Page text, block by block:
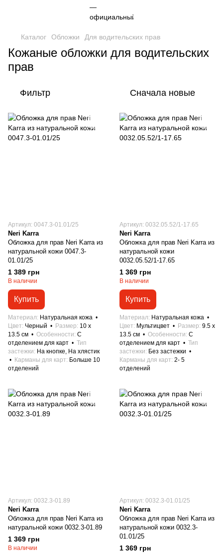
Каталог Обложки Для водительских прав
Кожаные обложки для водительских
прав
Фильтр Сначала новые
Артикул: 0047.3-01.01/25
Neri Karra
Обложка для прав Neri Karra из
натуральной кожи 0047.3-
01.01/25
1 389 грн
В наличии
Купить
Материал
Натуральная кожа
Цвет Черный Размер 10 x
13.5 см
Особенности С
отделением для карт
Тип
застежки
На кнопке, На хлястик
Карманы для карт
Больше 10
отделений
Артикул: 0032.05.52/1-17.65
Neri Karra
Обложка для прав Neri Karra из
натуральной кожи
0032.05.52/1-17.65
1 369 грн
В наличии
Купить
Материал
Натуральная кожа
Цвет
Мультицвет Размер 9.5 x
13.5 см
Особенности С
отделением для карт
Тип
застежки
Без застежки
Карманы для карт 2- 5
отделений
Артикул: 0032.3-01.89
Neri Karra
Обложка для прав Neri Karra из
натуральной кожи 0032.3-01.89
1 369 грн
В наличии
Артикул: 0032.3-01.01/25
Neri Karra
Обложка для прав Neri Karra из
натуральной кожи 0032.3-
01.01/25
1 369 грн